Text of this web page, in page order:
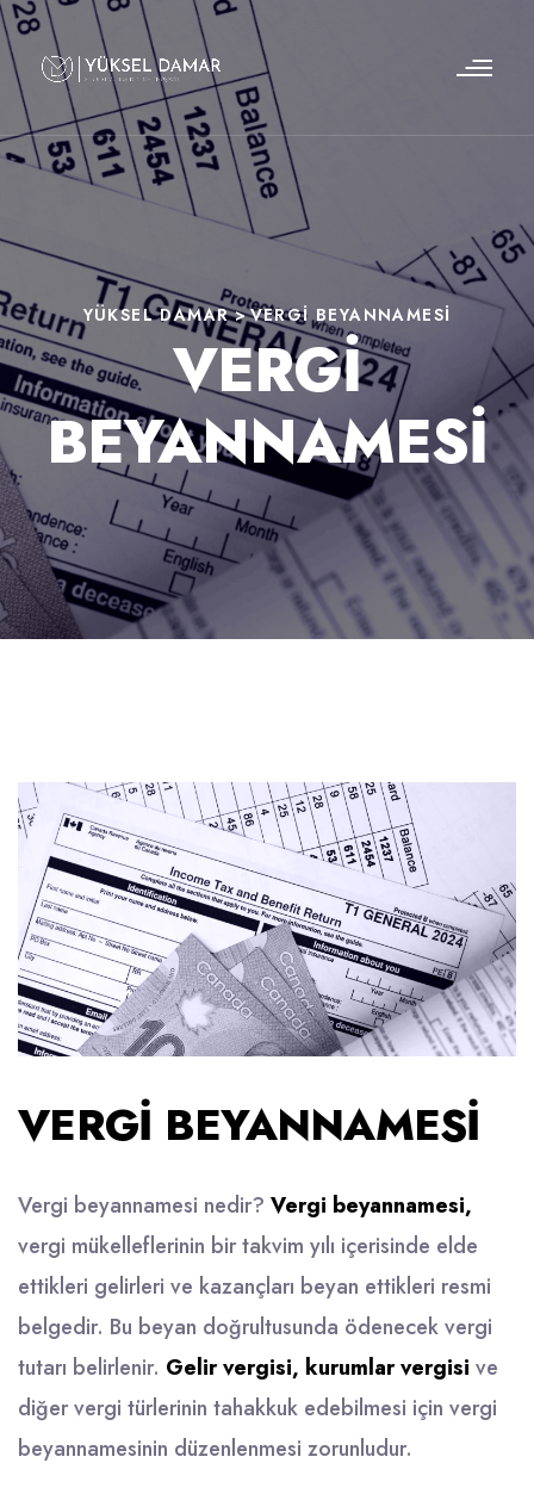
YÜKSEL DAMAR>VERGI BEYANNAMESI
VERGI
BEYANNAMESI
VERGI BEYANNAMESI
Vergi beyannamesi nedir? Vergi beyannamesi,
vergi mükelleflerinin bir takvim yılı içerisinde elde
ettikleri gelirleri ve kazançları beyan ettikleri resmi
belgedir. Bu beyan doğrultusunda ödenecek vergi
tutarı belirlenir. Gelir vergisi, kurumlar vergisi ve
diğer vergi türlerinin tahakkuk edebilmesi için vergi
beyannamesinin düzenlenmesi zorunludur.